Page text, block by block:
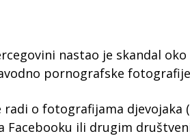
nastao je skandal
pornografske
radi o fotografijama djevojaka
Facebooku ili drugim